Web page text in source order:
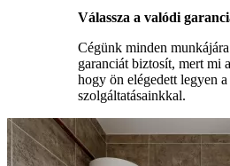
Válassza a valódi
Cégünk minden
garanciát biztosít, mert mi
hogy ön elégedett legyen a
szolgáltatásainkkal.